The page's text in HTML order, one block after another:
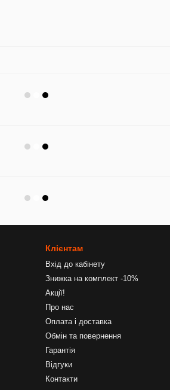
Клієнтам
Вхід до кабінету
Знижка на комплект -10%
Акції!
Про нас
Оплата і доставка
Обмін та повернення
Гарантія
Відгуки
Контакти